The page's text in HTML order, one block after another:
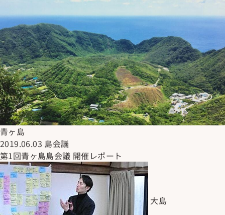
青ヶ島
2019.06.03 島会議
第1回青ヶ島島会議 開催レポート
大島